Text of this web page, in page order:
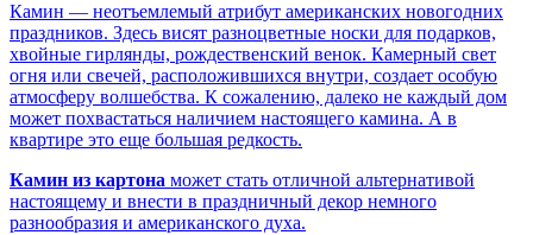
Камин — неотъемлемый атрибут американских новогодних
праздников. Здесь висят разноцветные носки для подарков,
хвойные гирлянды, рождественский венок. Камерный свет
огня или свечей, расположившихся внутри, создает особую
атмосферу волшебства. К сожалению, далеко не каждый дом
может похвастаться наличием настоящего камина. А в
квартире это еще большая редкость.
Камин из картона может стать отличной альтернативой
настоящему и внести в праздничный декор немного
разнообразия и американского духа.